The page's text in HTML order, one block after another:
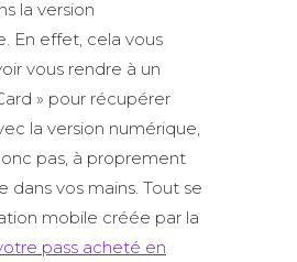
la version
En effet, cela vous
vous rendre à un
» pour récupérer
la version numérique,
pas, à proprement
dans vos mains. Tout se
mobile créée par la
pass acheté en